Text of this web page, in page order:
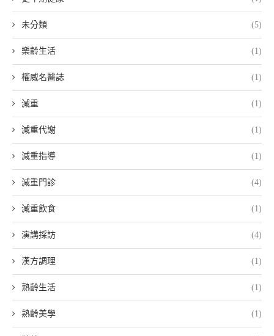
未分類 (5)
樂齡生活 (1)
權威名醫誌 (1)
減重 (1)
減重代謝 (1)
減重指導 (1)
減重門診 (4)
減重飲食 (1)
演講採訪 (4)
漢方調理 (1)
熟齡生活 (1)
熟齡美學 (1)